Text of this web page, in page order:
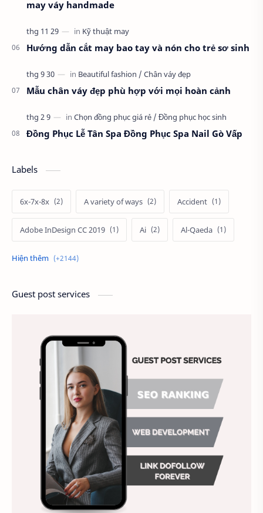
may váy handmade
Hướng dẫn cắt may bao tay và nón cho trẻ sơ sinh
Mẫu chân váy đẹp phù hợp với mọi hoàn cảnh
Đồng Phục Lễ Tân Spa Đồng Phục Spa Nail Gò Vấp
Labels
6x-7x-8x A variety of ways Accident
Adobe InDesign CC 2019 Ai Al-Qaeda
Alien Alternative
Ảnh nền chuẩn HD Ảnh nền đẹp
Ảnh nền sinh nhật
Animal Ankle boots Antarctic
Antibodies against Covid-19 Antiquarian
Antiviral antibodies Áo bà ba
Áo bà ba hiện đại Áo bà bầu Áo bác sĩ
Guest post services